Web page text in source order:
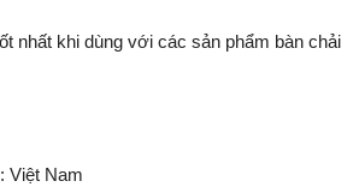
nhất khi dùng với các sản phẩm bàn chải
Việt Nam